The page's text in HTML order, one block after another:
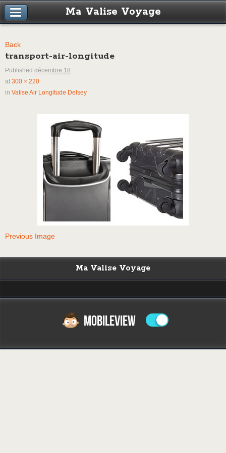
Ma Valise Voyage
Back
transport-air-longitude
Published décembre 18
at 300 × 220
in Valise Air Longitude Delsey
Previous Image
Ma Valise Voyage
MOBILEVIEW